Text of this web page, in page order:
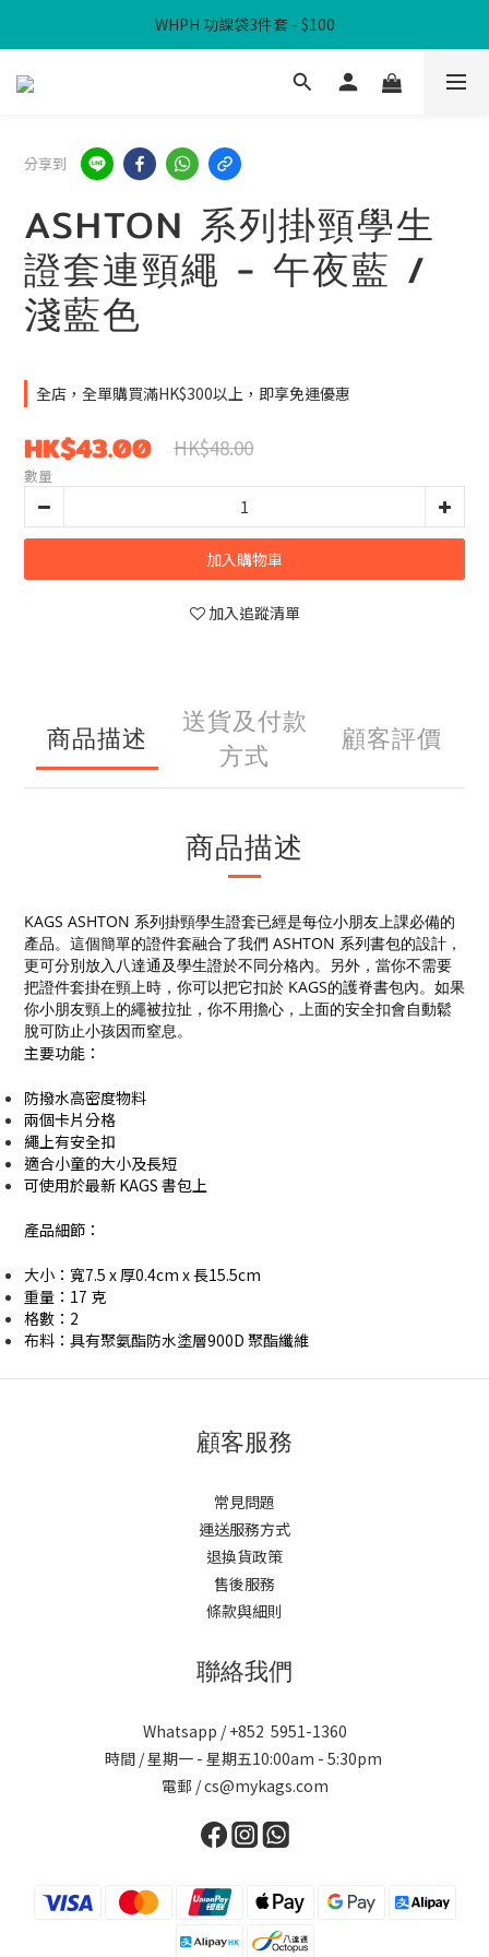
滿$300免本地運費
WHPH 功課袋3件套 - $100
滿$300免本地運費
分享到
ASHTON 系列掛頸學生
證套連頸繩 - 午夜藍 /
淺藍色
全店，全單購買滿HK$300以上，即享免運優惠
HK$43.00 HK$48.00
數量
加入購物車
加入追蹤清單
商品描述
送貨及付款
方式
顧客評價
商品描述
KAGS ASHTON 系列掛頸學生證套已經是每位小朋友上課必備的
產品。這個簡單的證件套融合了我們 ASHTON 系列書包的設計，
更可分別放入八達通及學生證於不同分格內。另外，當你不需要
把證件套掛在頸上時，你可以把它扣於 KAGS的護脊書包內。如果
你小朋友頸上的繩被拉扯，你不用擔心，上面的安全扣會自動鬆
脫可防止小孩因而窒息。
主要功能：
防撥水高密度物料
兩個卡片分格
繩上有安全扣
適合小童的大小及長短
可使用於最新 KAGS 書包上
產品細節：
大小：寬7.5 x 厚0.4cm x 長15.5cm
重量：17 克
格數：2
布料：具有聚氨酯防水塗層900D 聚酯纖維
顧客服務
常見問題
運送服務方式
退換貨政策
售後服務
條款與細則
聯絡我們
Whatsapp / +852 5951-1360
時間 / 星期一 - 星期五10:00am - 5:30pm
電郵 / cs@mykags.com